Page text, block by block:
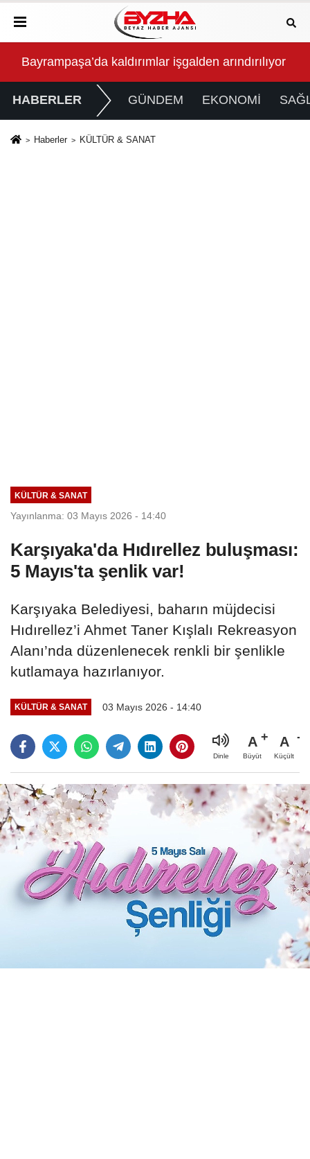
işgalden arındırılıyor İnegöl, Gastronomi Festivali İle
HABERLER GÜNDEM EKONOMİ
Haberler KÜLTÜR & SANAT
KÜLTÜR & SANAT
Yayınlanma: 03 Mayıs 2026 - 14:40
Karşıyaka'da Hıdırellez buluşması:
5 Mayıs'ta şenlik var!
Karşıyaka Belediyesi, baharın müjdecisi
Hıdırellez’i Ahmet Taner Kışlalı Rekreasyon
Alanı’nda düzenlenecek renkli bir şenlikle
kutlamaya hazırlanıyor.
KÜLTÜR & SANAT 03 Mayıs 2026 - 14:40
Dinle
A
Büyüt
A
Küçült